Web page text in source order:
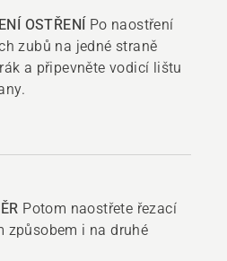
OSTŘENÍ Po naostření
zubů na jedné straně
a připevněte vodicí lištu
Potom naostřete řezací
způsobem i na druhé